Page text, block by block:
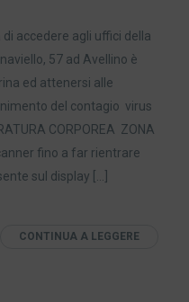
accedere agli uffici della
57 ad Avellino è
ed attenersi alle
del contagio virus
CORPOREA ZONA
fino a far rientrare
sul display […]
CONTINUA A LEGGERE